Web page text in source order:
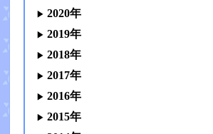
2020年
2019年
2018年
2017年
2016年
2015年